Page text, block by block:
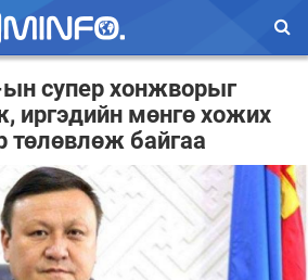
супер хонжворыг
иргэдийн мөнгө хожих
төлөвлөж байгаа